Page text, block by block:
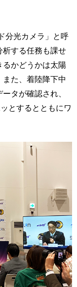
分光カメラ」と呼
析する任務も課せ
るかどうかは太陽
た、着陸降下中
タが確認され、
とするとともにワ